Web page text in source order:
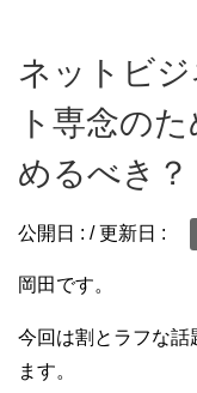
ネットビ
ト専念の
めるべき？
公開日 : / 更新日 :
岡田です。
今回は割とラフな話
ます。